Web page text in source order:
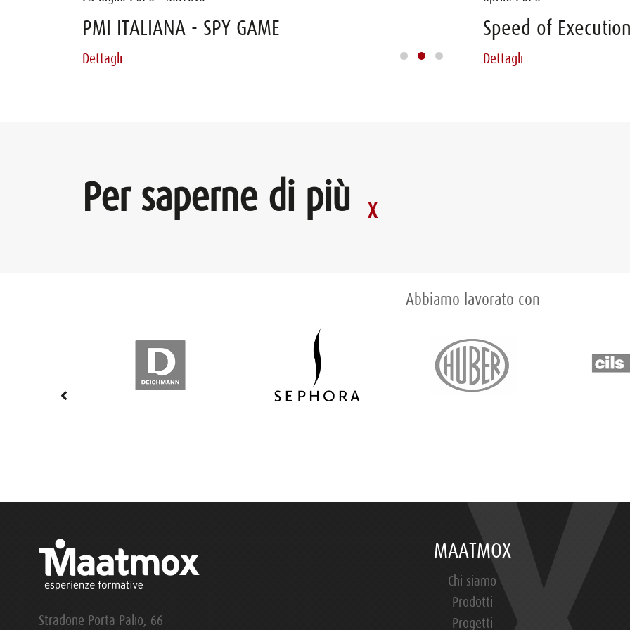
PMI ITALIANA - SPY GAME
Dettagli
FARMACEUTICA -
Dettagli
Steward Leadership
Dettagli
Speed of Execution
Dettagli
Per saperne di più
Abbiamo lavorato con
Stradone Porta Palio, 66
MAATMOX
Chi siamo
Prodotti
Progetti